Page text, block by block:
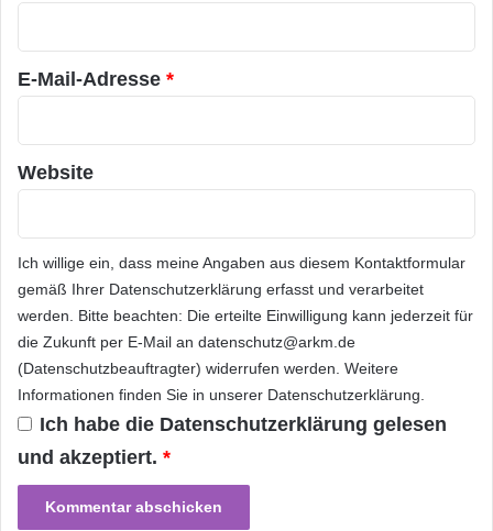
r
*
E-Mail-Adresse *
Website
Ich willige ein, dass meine Angaben aus diesem Kontaktformular
gemäß Ihrer Datenschutzerklärung erfasst und verarbeitet
werden. Bitte beachten: Die erteilte Einwilligung kann jederzeit für
die Zukunft per E-Mail an datenschutz@arkm.de
(Datenschutzbeauftragter) widerrufen werden. Weitere
Informationen finden Sie in unserer Datenschutzerklärung
Ich habe die Datenschutzerklärung gelesen
und akzeptiert. *